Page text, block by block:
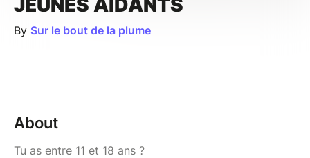
JEUNES AIDANTS
By Sur le bout de la plume
About
Tu as entre 11 et 18 ans ?